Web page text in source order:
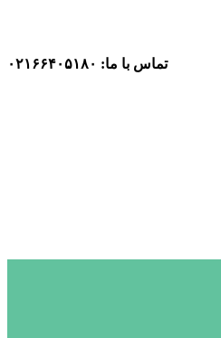
تماس با ما: ۰۲۱۶۶۴۰۵۱۸۰